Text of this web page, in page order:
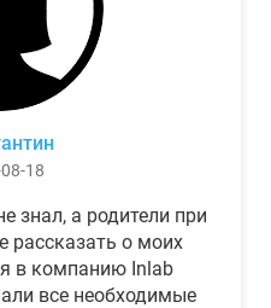
18
знал, а родители при
рассказать о моих
в компанию Inlab
все необходимые